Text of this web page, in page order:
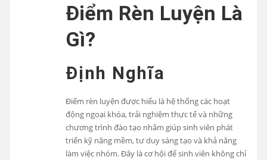
Điểm Rèn Luyện Là
Gì?
Định Nghĩa
Điểm rèn luyện được hiểu là hệ thống các hoạt
động ngoại khóa, trải nghiệm thực tế và những
chương trình đào tạo nhằm giúp sinh viên phát
triển kỹ năng mềm, tư duy sáng tạo và khả năng
làm việc nhóm. Đây là cơ hội để sinh viên không chỉ